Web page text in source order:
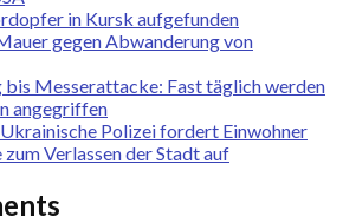
in Kursk aufgefunden
gegen Abwanderung von
bis Messerattacke: Fast täglich werden
angegriffen
Polizei fordert Einwohner
Verlassen der Stadt auf